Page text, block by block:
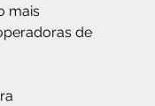
mais
de